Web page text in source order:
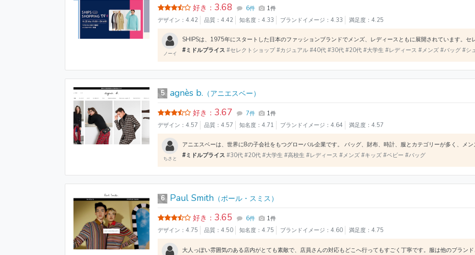
好き： 3.68 6件
1件
デザイン：4.42
品質：4.42 知名度：4.33 ブランドイメージ：4.33 満足度：4.25
ノーイ
#ミドルプライス #セレクトショップ #カジュアル #40代 #30代 #20代 #大学生 #レディース #メンズ #バッグ #シ
5 agnès b. （アニエスベー）
好き： 3.67 7件
1件
デザイン：4.57
品質：4.57 知名度：4.71 ブランドイメージ：4.64 満足度：4.57
ちさと
#ミドルプライス #30代 #20代 #大学生 #高校生 #レディース #メンズ #キッズ #ベビー #バッグ
6 Paul Smith（ポール・スミス）
好き： 3.65 6件
1件
デザイン：4.75
品質：4.50 知名度：4.75 ブランドイメージ：4.60 満足度：4.75